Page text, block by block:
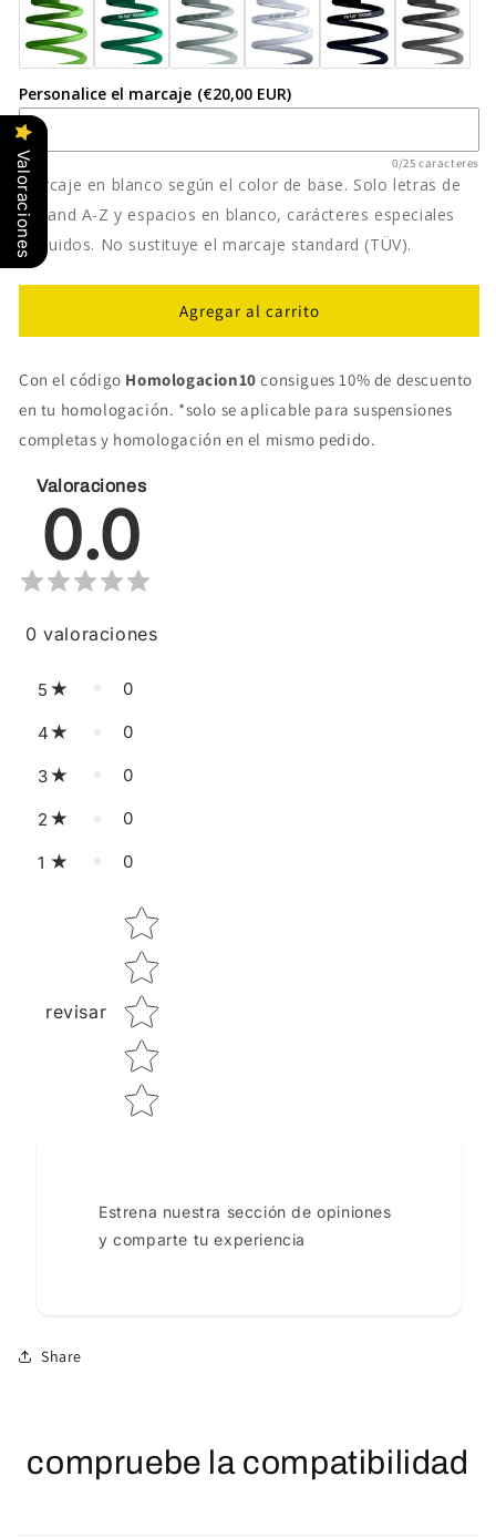
Personalice el marcaje (€20,00 EUR)
0/25 caracteres
Marcaje en blanco según el color de base. Solo letras de
a-z and A-Z y espacios en blanco, carácteres especiales
excluidos. No sustituye el marcaje standard (TÜV).
Agregar al carrito
Con el código Homologacion10 consigues 10% de descuento
en tu homologación. *solo se aplicable para suspensiones
completas y homologación en el mismo pedido.
Valoraciones
0.0
0 valoraciones
5 0
4 0
3 0
2 0
1 0
revisar
Star rating
Estrena nuestra sección de opiniones
y comparte tu experiencia
Share
compruebe la compatibilidad
Valoraciones